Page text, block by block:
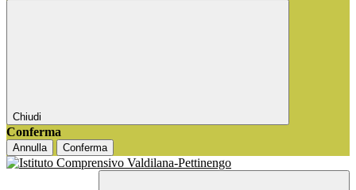
Chiudi
Conferma
Annulla Conferma